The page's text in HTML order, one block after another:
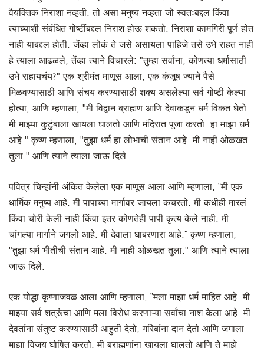
वैयक्तिक निराशा नव्हती. तो असा मनुष्य नव्हता जो स्वतःबद्दल किंवा
त्याच्याशी संबंधित गोष्टींबद्दल निराश होऊ शकतो. निराशा कामगिरी पूर्ण होत
नाही याबद्दल होती. जेंव्हा लोकं ते जसे असायला पाहिजे तसे उभे राहत नाही
हे त्याला आढळले, तेंव्हा त्याने विचारले: "तुम्हा सर्वांना, कोणत्या धर्मासाठी
उभे राहायचंय?" एक श्रीमंत माणूस आला, एक कंजूष ज्याने पैसे
मिळवण्यासाठी आणि संचय करण्यासाठी शक्य असलेल्या सर्व गोष्टी केल्या
होत्या, आणि म्हणाला, "मी विद्वान ब्राह्मण आणि देवाकडून धर्म विकत घेतो.
मी माझ्या कुटुंबाला खायला घालतो आणि मंदिरात पूजा करतो. हा माझा धर्म
आहे." कृष्ण म्हणाला, "तुझा धर्म हा लोभाची संतान आहे. मी नाही ओळखत
तुला." आणि त्याने त्याला जाऊ दिले.
पवित्र चिन्हांनी अंकित केलेला एक माणूस आला आणि म्हणाला, “मी एक
धार्मिक मनुष्य आहे. मी पापाच्या मार्गावर जायला कचरतो. मी कधीही मारलं
किंवा चोरी केली नाही किंवा इतर कोणतेही पापी कृत्य केले नाही. मी
चांगल्या मार्गाने जगलो आहे. मी देवाला घाबरणारा आहे.” कृष्ण म्हणाला,
"तुझा धर्म भीतीची संतान आहे. मी नाही ओळखत तुला." आणि त्याने त्याला
जाऊ दिले.
एक योद्धा कृष्णाजवळ आला आणि म्हणाला, “मला माझा धर्म माहित आहे. मी
माझ्या सर्व शत्रूंचा आणि मला विरोध करणाऱ्या सर्वांचा नाश केला आहे. मी
देवतांना संतुष्ट करण्यासाठी आहुती देतो, गरिबांना दान देतो आणि जगाला
माझा विजय घोषित करतो. मी ब्राह्मणांना खायला घालतो आणि ते माझे